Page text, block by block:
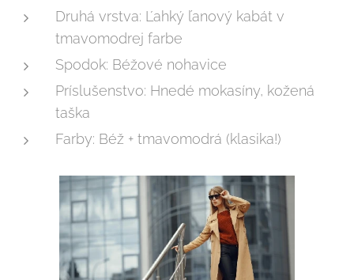
Druhá vrstva: Ľahký ľanový kabát v
tmavomodrej farbe
Spodok: Béžové nohavice
Príslušenstvo: Hnedé mokasíny, kožená
taška
Farby: Béž + tmavomodrá (klasika!)